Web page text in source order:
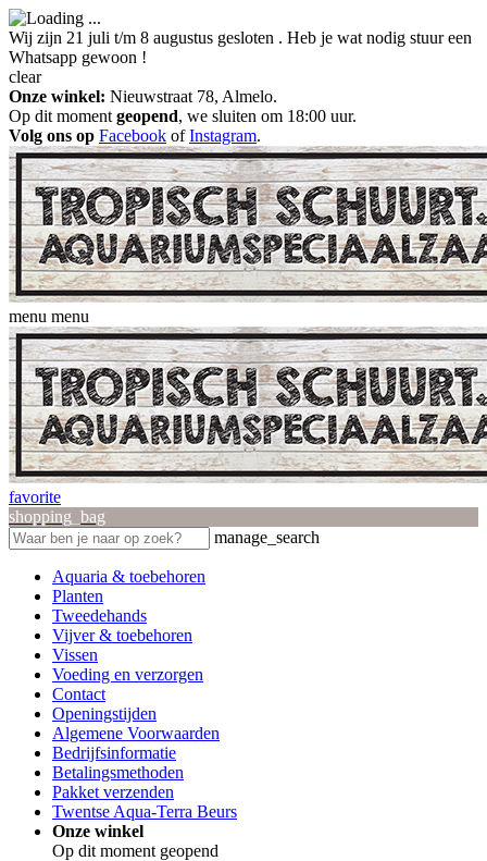
Wij zijn 21 juli t/m 8 augustus gesloten . Heb je wat nodig stuur een
Whatsapp gewoon !
clear
Onze winkel: Nieuwstraat 78, Almelo.
Op dit moment geopend, we sluiten om 18:00 uur.
Volg ons op Facebook ofInstagram.
menu menu
favorite
shopping_bag
manage_search
Aquaria & toebehoren
Planten
Tweedehands
Vijver & toebehoren
Vissen
Voeding en verzorgen
Contact
Openingstijden
Algemene Voorwaarden
Bedrijfsinformatie
Betalingsmethoden
Pakket verzenden
Twentse Aqua-Terra Beurs
Onze winkel
Op dit moment geopend